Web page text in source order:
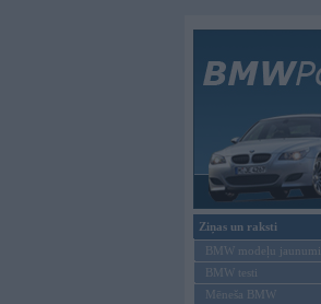
Ziņas un raksti
BMW modeļu jaunumi
BMW testi
Mēneša BMW